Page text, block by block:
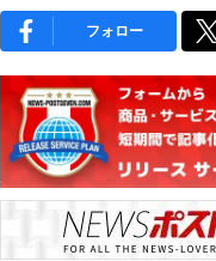
フォロー